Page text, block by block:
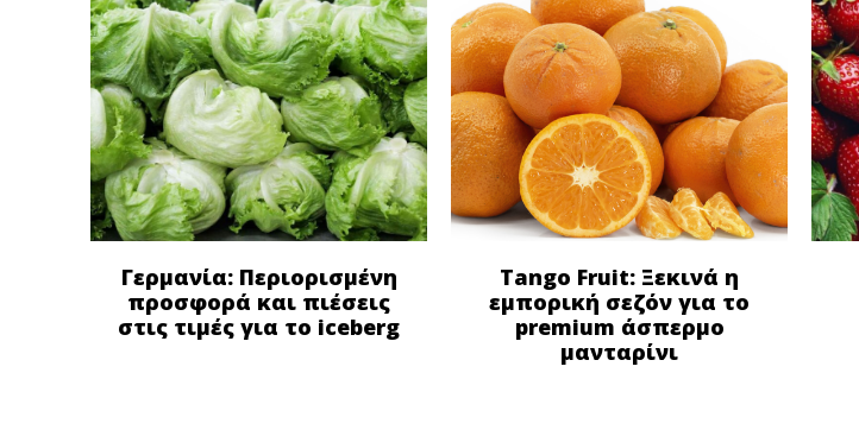
Γερμανία: Περιορισμένη
προσφορά και πιέσεις
στις τιμές για το iceberg
Tango Fruit: Ξεκινά η
εμπορική σεζόν για το
premium άσπερμο
μανταρίνι